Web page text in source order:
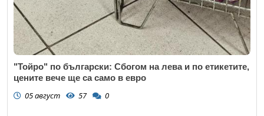
"Тойро" по български: Сбогом на лева и по етикетите,
цените вече ще са само в евро
05 август 57 0